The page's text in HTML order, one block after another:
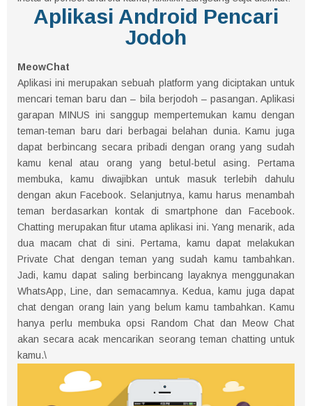
Aplikasi Android Pencari
Jodoh
MeowChat
Aplikasi ini merupakan sebuah platform yang diciptakan untuk
mencari teman baru dan – bila berjodoh – pasangan. Aplikasi
garapan MINUS ini sanggup mempertemukan kamu dengan
teman-teman baru dari berbagai belahan dunia. Kamu juga
dapat berbincang secara pribadi dengan orang yang sudah
kamu kenal atau orang yang betul-betul asing. Pertama
membuka, kamu diwajibkan untuk masuk terlebih dahulu
dengan akun Facebook. Selanjutnya, kamu harus menambah
teman berdasarkan kontak di smartphone dan Facebook.
Chatting merupakan fitur utama aplikasi ini. Yang menarik, ada
dua macam chat di sini. Pertama, kamu dapat melakukan
Private Chat dengan teman yang sudah kamu tambahkan.
Jadi, kamu dapat saling berbincang layaknya menggunakan
WhatsApp, Line, dan semacamnya. Kedua, kamu juga dapat
chat dengan orang lain yang belum kamu tambahkan. Kamu
hanya perlu membuka opsi Random Chat dan Meow Chat
akan secara acak mencarikan seorang teman chatting untuk
kamu.\